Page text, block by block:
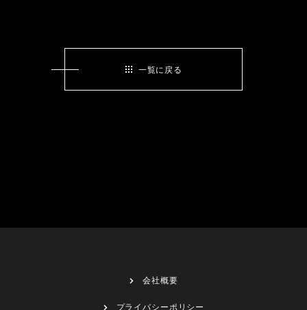
一覧に戻る
会社概要
プライバシーポリシー